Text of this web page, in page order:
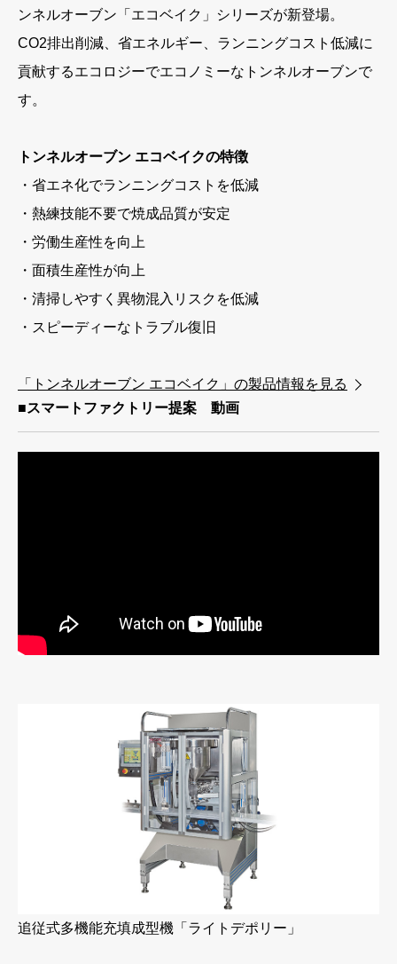
ンネルオーブン「エコベイク」シリーズが新登場。
CO2排出削減、省エネルギー、ランニングコスト低減に
貢献するエコロジーでエコノミーなトンネルオーブンで
す。
トンネルオーブン エコベイクの特徴
・省エネ化でランニングコストを低減
・熱練技能不要で焼成品質が安定
・労働生産性を向上
・面積生産性が向上
・清掃しやすく異物混入リスクを低減
・スピーディーなトラブル復旧
「トンネルオーブン エコベイク」の製品情報を見る
■スマートファクトリー提案 動画
追従式多機能充填成型機「ライトデポリー」